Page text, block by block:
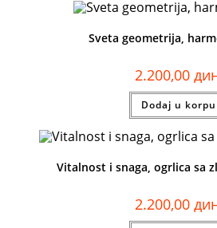
Sveta geometrija,
2.200,00
Dodaj u korpu
Vitalnost i snaga, ogrlica sa
2.200,00